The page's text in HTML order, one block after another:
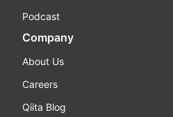
Podcast
Company
About Us
Careers
Qiita Blog